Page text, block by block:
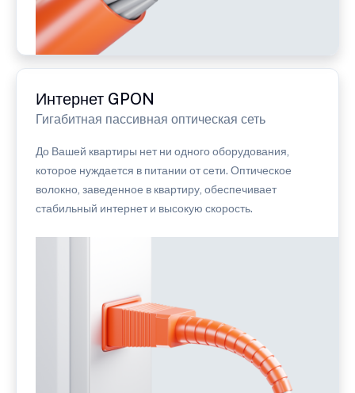
Интернет GPON
Гигабитная пассивная оптическая сеть
До Вашей квартиры нет ни одного оборудования,
которое нуждается в питании от сети. Оптическое
волокно, заведенное в квартиру, обеспечивает
стабильный интернет и высокую скорость.